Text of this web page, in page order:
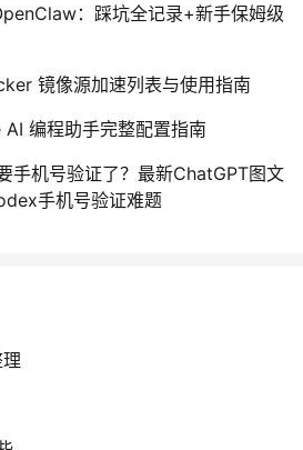
：踩坑全记录+新手保姆级
镜像源加速列表与使用指南
编程助手完整配置指南
手机号验证了？最新ChatGPT图文
手机号验证难题